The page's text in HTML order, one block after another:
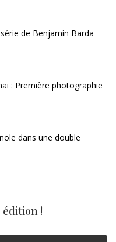
de Benjamin Barda
: Première photographie
dans une double
édition !